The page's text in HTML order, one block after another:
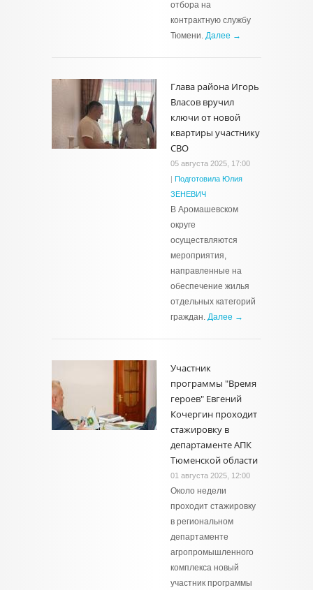
отбора на
контрактную службу
Тюмени. Далее →
Глава района Игорь
Власов вручил
ключи от новой
квартиры участнику
СВО
05 августа 2025, 17:00
| Подготовила Юлия
ЗЕНЕВИЧ
В Аромашевском
округе
осуществляются
мероприятия,
направленные на
обеспечение жилья
отдельных категорий
граждан. Далее →
Участник
программы "Время
героев" Евгений
Кочергин проходит
стажировку в
департаменте АПК
Тюменской области
01 августа 2025, 12:00
Около недели
проходит стажировку
в региональном
департаменте
агропромышленного
комплекса новый
участник программы